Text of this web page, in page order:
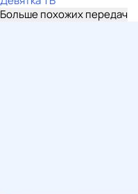
Больше похожих передач